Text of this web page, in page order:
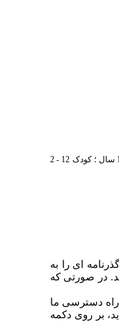
در صفحه ی اصلی ابتدا بر روی سربرگ قطار کلیک کرده ، سپس ایستگاه مبدا و ایستگاه مقصد ،تاریخ رفت ، نوع سهمیه فروش (مسافرین عادی ، ویژه خواهران،ویژه برادران و حمل خودرو) و تعداد مسافرین (بزرگسال بالاتر از 12 سال ؛ کودک 12 - 2
ای را به
در صورتی که
راه دسترسی ما
بر روی دکمه